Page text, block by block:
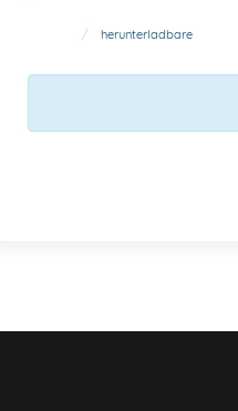
herunterladbare